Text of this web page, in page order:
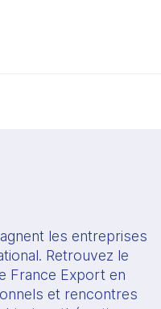
les entreprises
Retrouvez le
France Export en
et rencontres